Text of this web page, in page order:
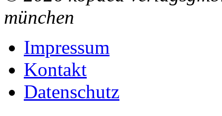
münchen
Impressum
Kontakt
Datenschutz